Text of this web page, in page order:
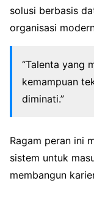
solusi berbasis
organisasi
“Talenta yang
kemampuan
diminati.”
Ragam peran ini
sistem untuk
membangun